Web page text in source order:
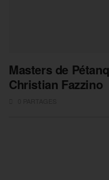
Masters de
Christian Fazzino